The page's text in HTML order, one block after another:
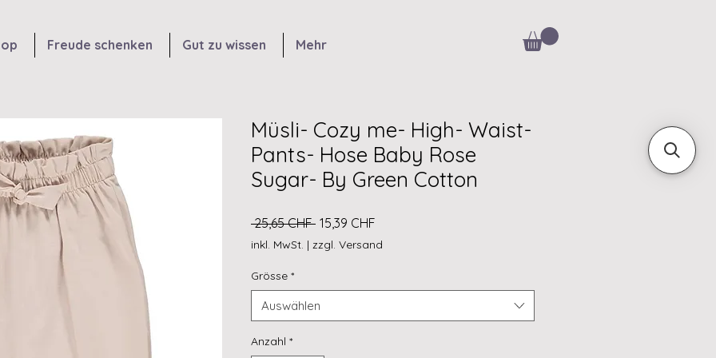
Freude schenken Gut zu wissen Mehr
Müsli- Cozy me- High- Waist-
Pants- Hose Baby Rose
Sugar- By Green Cotton
25,65 CHF Standardpreis
15,39 CHF
Preis
inkl. MwSt. | zzgl. Versand
Grösse *
Auswählen
Anzahl *